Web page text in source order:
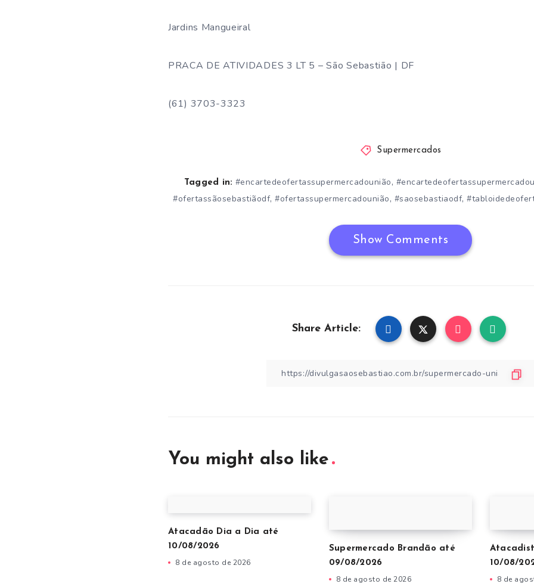
Jardins Mangueiral
PRACA DE ATIVIDADES 3 LT 5 – São Sebastião | DF
(61) 3703-3323
Supermercados
Tagged in: #encartedeofertassupermercadounião,
#ofertassãosebastiãodf, #ofertassupermercadounião, #saosebastiaodf,
Show Comments
Share Article:
You might also like
Atacadão Dia a Dia até
10/08/2026
8 de agosto de 2026
Supermercado Brandão até
09/08/2026
8 de agosto de 2026
10/08/
8 de